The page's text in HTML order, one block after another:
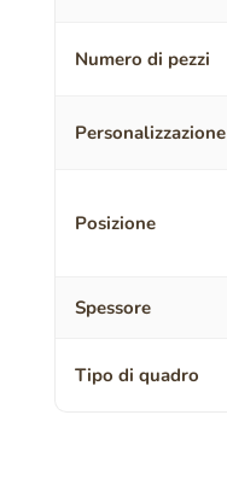
Numero di pezzi
Personalizzazione
Posizione
Spessore
Tipo di quadro